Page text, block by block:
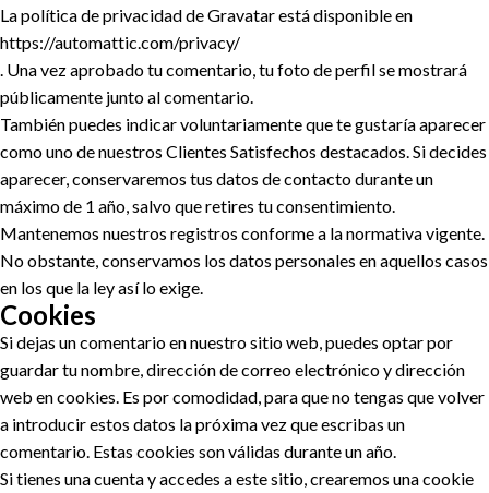
La política de privacidad de Gravatar está disponible en
https://automattic.com/privacy/
. Una vez aprobado tu comentario, tu foto de perfil se mostrará
públicamente junto al comentario.
También puedes indicar voluntariamente que te gustaría aparecer
como uno de nuestros Clientes Satisfechos destacados. Si decides
aparecer, conservaremos tus datos de contacto durante un
máximo de 1 año, salvo que retires tu consentimiento.
Mantenemos nuestros registros conforme a la normativa vigente.
No obstante, conservamos los datos personales en aquellos casos
en los que la ley así lo exige.
Cookies
Si dejas un comentario en nuestro sitio web, puedes optar por
guardar tu nombre, dirección de correo electrónico y dirección
web en cookies. Es por comodidad, para que no tengas que volver
a introducir estos datos la próxima vez que escribas un
comentario. Estas cookies son válidas durante un año.
Si tienes una cuenta y accedes a este sitio, crearemos una cookie